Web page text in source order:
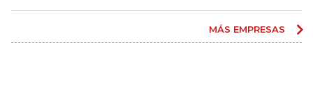
MÁS EMPRESAS